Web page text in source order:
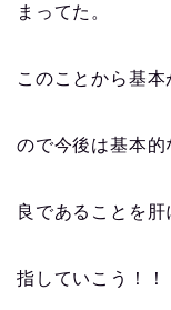
まってた。
このことから基
ので今後は基本
良であることを
指していこう！！